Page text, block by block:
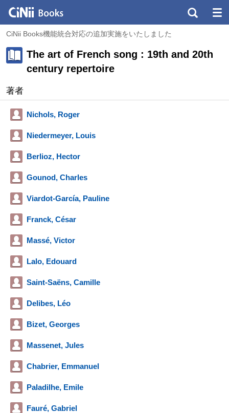
CiNii Books機能統合対応の追加実施をいたしました
The art of French song : 19th and 20th
century repertoire
著者
Nichols, Roger
Niedermeyer, Louis
Berlioz, Hector
Gounod, Charles
Viardot-García, Pauline
Franck, César
Massé, Victor
Lalo, Edouard
Saint-Saëns, Camille
Delibes, Léo
Bizet, Georges
Massenet, Jules
Chabrier, Emmanuel
Paladilhe, Emile
Fauré, Gabriel